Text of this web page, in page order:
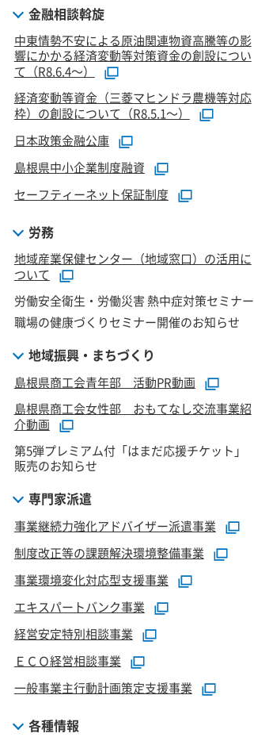
金融相談斡旋
中東情勢不安による原油関連物資高騰等の影
響にかかる経済変動等対策資金の創設につい
て（R8.6.4～）
経済変動等資金（三菱マヒンドラ農機等対応
枠）の創設について（R8.5.1～）
日本政策金融公庫
島根県中小企業制度融資
セーフティーネット保証制度
労務
地域産業保健センター（地域窓口）の活用に
ついて
労働安全衛生・労働災害 熱中症対策セミナー
職場の健康づくりセミナー開催のお知らせ
地域振興・まちづくり
島根県商工会青年部 活動PR動画
島根県商工会女性部 おもてなし交流事業紹
介動画
第5弾プレミアム付「はまだ応援チケット」
販売のお知らせ
専門家派遣
事業継続力強化アドバイザー派遣事業
制度改正等の課題解決環境整備事業
事業環境変化対応型支援事業
エキスパートバンク事業
経営安定特別相談事業
ＥＣＯ経営相談事業
一般事業主行動計画策定支援事業
各種情報